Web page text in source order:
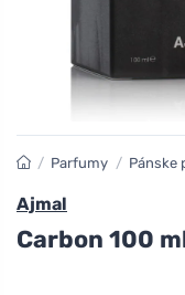
/ Parfumy / Pánske
Ajmal
Carbon 100